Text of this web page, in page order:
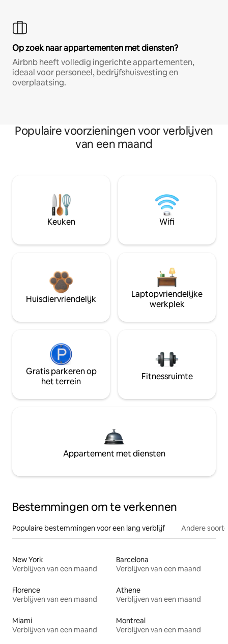
Op zoek naar appartementen met diensten?
Airbnb heeft volledig ingerichte appartementen,
ideaal voor personeel, bedrijfshuisvesting en
overplaatsing.
Populaire voorzieningen voor verblijven
van een maand
Keuken Wifi
Huisdiervriendelijk
Laptopvriendelijke
werkplek
Gratis parkeren op
het terrein
Fitnessruimte
Appartement met diensten
Bestemmingen om te verkennen
Populaire bestemmingen voor een lang verblijf Andere
New York
Verblijven van een maand
Barcelona
Verblijven van een maand
Florence
Verblijven van een maand
Athene
Verblijven van een maand
Miami
Verblijven van een maand
Montreal
Verblijven van een maand